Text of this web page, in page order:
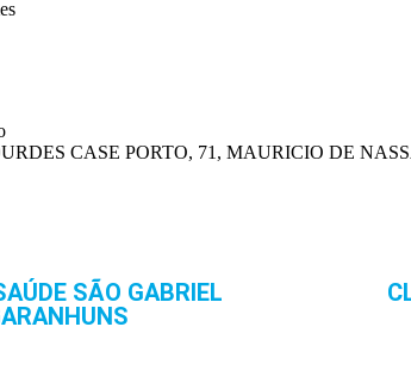
CASE PORTO, 71, MAURICIO DE
SÃO GABRIEL